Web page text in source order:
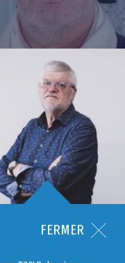
FERMER